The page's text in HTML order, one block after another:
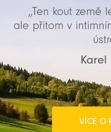
„Ten kout země
ale přitom v
Karel
VÍCE O